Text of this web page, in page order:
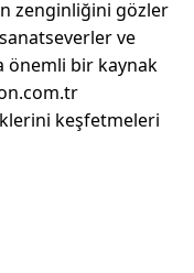
zenginliğini gözler
ve
önemli bir kaynak
keşfetmeleri